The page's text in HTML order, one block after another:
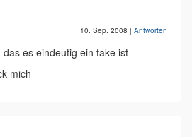
10. Sep. 2008 | Antworten
es eindeutig ein fake ist
mich